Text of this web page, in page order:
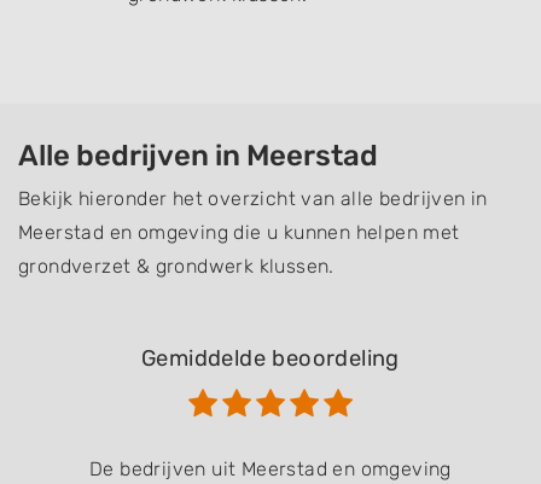
Alle bedrijven in Meerstad
Bekijk hieronder het overzicht van alle bedrijven in
Meerstad en omgeving die u kunnen helpen met
grondverzet & grondwerk klussen.
Gemiddelde beoordeling
De bedrijven uit Meerstad en omgeving